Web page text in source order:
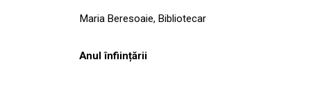
Maria Beresoaie, Bibliotecar
Anul înființării